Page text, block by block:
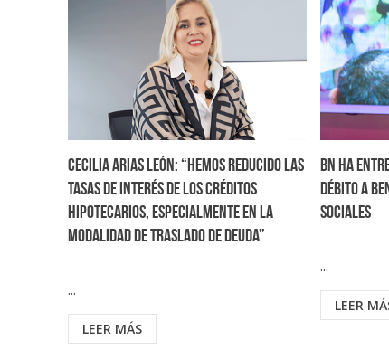
Cecilia Arias León: “Hemos reducido las
tasas de interés de los créditos
hipotecarios, especialmente en la
modalidad de traslado de deuda”
...
LEER MÁS
BN ha
débito a
sociales
...
LEER